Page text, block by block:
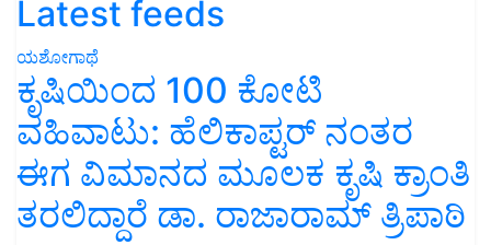
Latest feeds
ಯಶೋಗಾಥೆ
ಕೃಷಿಯಿಂದ 100 ಕೋಟಿ
ವಹಿವಾಟು: ಹೆಲಿಕಾಪ್ಟರ್ ನಂತರ
ಈಗ ವಿಮಾನದ ಮೂಲಕ ಕೃಷಿ ಕ್ರಾಂತಿ
ತರಲಿದ್ದಾರೆ ಡಾ. ರಾಜಾರಾಮ್ ತ್ರಿಪಾಠಿ